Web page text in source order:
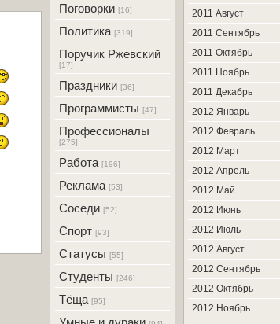
Поговорки [16]
Политика [319]
Поручик Ржевский
[17]
Праздники [36]
Программисты [47]
Профессионалы
[275]
Работа [196]
Реклама [53]
Соседи [52]
Спорт [93]
Статусы [55]
Студенты [246]
Тёща [95]
2011 Август
2011 Сентябрь
2011 Октябрь
2011 Ноябрь
2011 Декабрь
2012 Январь
2012 Февраль
2012 Март
2012 Апрель
2012 Май
2012 Июнь
2012 Июль
2012 Август
2012 Сентябрь
2012 Октябрь
2012 Ноябрь